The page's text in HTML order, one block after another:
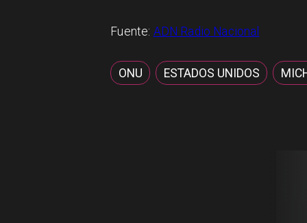
Fuente: ADN Radio Nacional
ONU ESTADOS UNIDOS